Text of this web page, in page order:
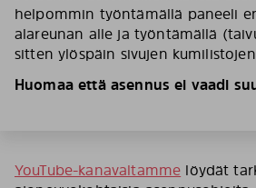
helpommin työntämällä paneeli
alareunan alle ja työntämällä
sitten ylöspäin sivujen
Huomaa että asennus ei vaadi
YouTube-kanavaltamme löydät